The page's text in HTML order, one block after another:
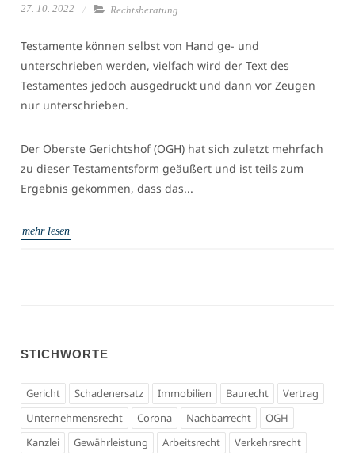
27. 10. 2022 Rechtsberatung
Testamente können selbst von Hand ge- und
unterschrieben werden, vielfach wird der Text des
Testamentes jedoch ausgedruckt und dann vor Zeugen
nur unterschrieben.
Der Oberste Gerichtshof (OGH) hat sich zuletzt mehrfach
zu dieser Testamentsform geäußert und ist teils zum
Ergebnis gekommen, dass das...
mehr lesen
STICHWORTE
Gericht Schadenersatz Immobilien Baurecht
Vertrag
Unternehmensrecht
Corona Nachbarrecht
OGH
Kanzlei
Gewährleistung Arbeitsrecht
Verkehrsrecht